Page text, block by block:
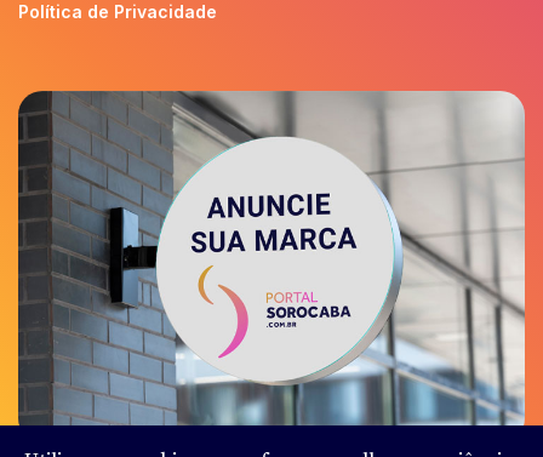
Política de Privacidade